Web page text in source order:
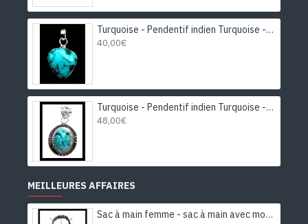
Turquoise - Pendentif indien Turquoise - Bijoux Inde
40,00€
Turquoise - Pendentif indien Turquoise - Bijoux Inde
48,00€
MEILLEURES AFFAIRES
Sac à main femme - sac à main avec motifs